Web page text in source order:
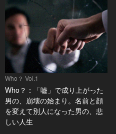
Who？ Vol.1
Who？：「嘘」で成り上がった
男の、崩壊の始まり。名前と顔
を変えて別人になった男の、悲
しい人生